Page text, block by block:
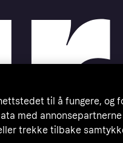
til å fungere, og
med annonsepartnerne
trekke tilbake